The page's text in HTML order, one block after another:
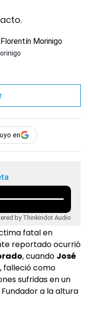
en
by Thinkindot Audio
fatal en
reportado ocurrió
, cuando José
falleció como
sufridas en un
a la altura